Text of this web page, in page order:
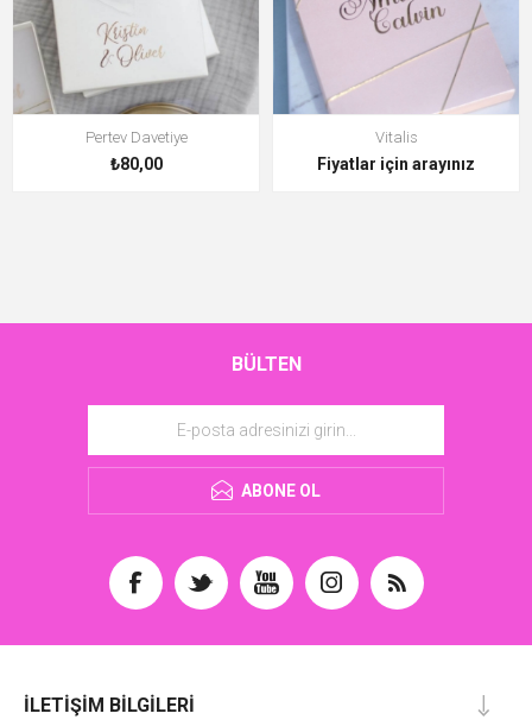
Pertev Davetiye
₺80,00
Vitalis
Fiyatlar için arayınız
BÜLTEN
ABONE OL
İLETIŞIM BILGILERI